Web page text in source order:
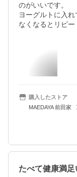
のがいいです。
ヨーグルトに入れ
なくなるとリピー
購入したストア
MAEDAYA 前田家
たべて健康満